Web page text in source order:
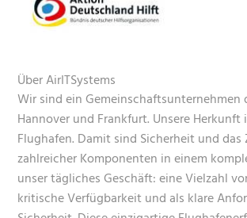
Über AirITSystems
Wir sind ein Gemeinschaftsunternehmen
Hannover und Frankfurt. Unsere Herkunft
Flughafen. Damit sind Sicherheit und das
zahlreicher Komponenten in einem
unser tägliches Geschäft: eine Vielzahl
kritische Verfügbarkeit und als klare